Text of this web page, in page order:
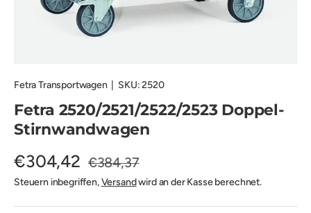
Fetra Transportwagen| SKU:2520
Fetra 2520/2521/2522/2523 Doppel-
Stirnwandwagen
€304,42 €384,37
Steuern inbegriffen,Versandwird an der Kasse berechnet.